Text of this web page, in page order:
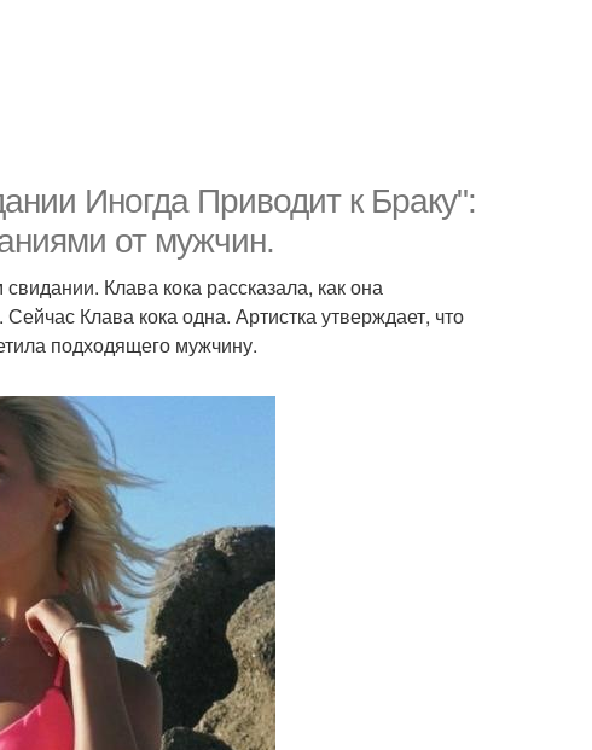
Иногда Приводит к Браку":
от мужчин.
Клава кока рассказала, как она
Клава кока одна. Артистка утверждает, что
подходящего мужчину.